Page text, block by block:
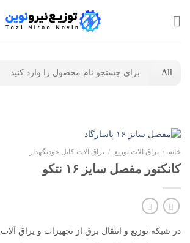
برای:
خانه / یراق آلات توزیع / یراق آلات کابل خودنگهدار
کانکتور مفصل سایز ۱۶ نتکو
در شبکه توزیع و انتقال برق از تجهیزات و یراق